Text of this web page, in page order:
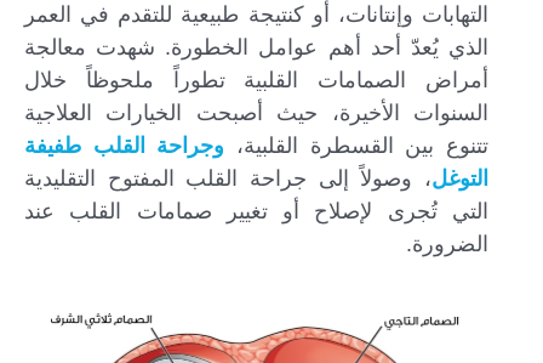
التهابات وإنتانات، أو كنتيجة طبيعية للتقدم في العمر
الذي يُعدّ أحد أهم عوامل الخطورة. شهدت معالجة
أمراض الصمامات القلبية تطوراً ملحوظاً خلال
السنوات الأخيرة، حيث أصبحت الخيارات العلاجية
تتنوع بين القسطرة القلبية، وجراحة القلب طفيفة
التوغل، وصولاً إلى جراحة القلب المفتوح التقليدية
التي تُجرى لإصلاح أو تغيير صمامات القلب عند
الضرورة.